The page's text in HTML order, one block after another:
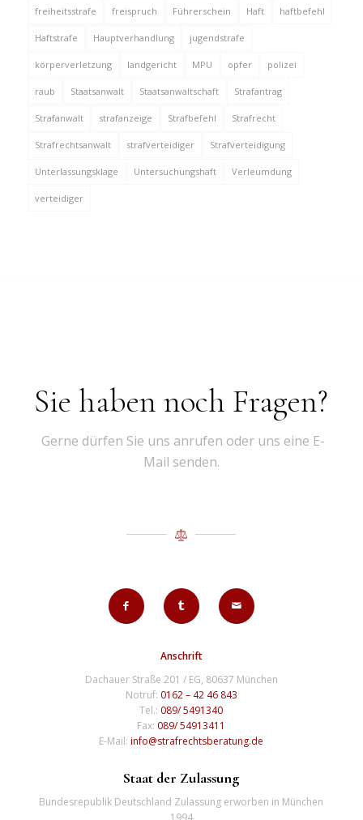
freiheitsstrafe freispruch Führerschein Haft haftbefehl
Haftstrafe Hauptverhandlung jugendstrafe
körperverletzung landgericht MPU opfer polizei
raub Staatsanwalt Staatsanwaltschaft Strafantrag
Strafanwalt strafanzeige Strafbefehl Strafrecht
Strafrechtsanwalt strafverteidiger Strafverteidigung
Unterlassungsklage Untersuchungshaft Verleumdung
verteidiger
Sie haben noch Fragen?
Gerne dürfen Sie uns anrufen oder uns eine E-
Mail senden.
Anschrift
Dachauer Straße 201 / EG, 80637 München
Notruf: 0162 – 42 46 843
Tel.: 089/ 5491340
Fax: 089/ 54913411
E-Mail:info@strafrechtsberatung.de
Staat der Zulassung
Bundesrepublik Deutschland Zulassung erworben in München